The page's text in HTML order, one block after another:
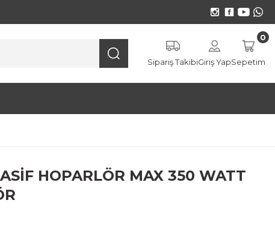
Sipariş TakibiGiriş YapSepetim
0
HOPARLÖR MAX 350 WATT